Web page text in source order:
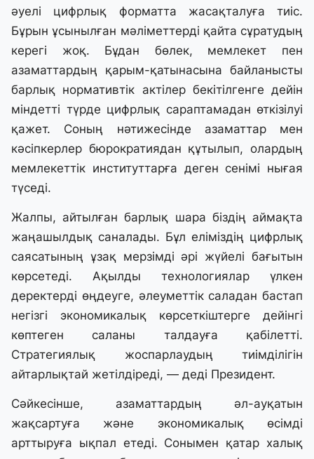
әуелі цифрлық форматта жасақталуға тиіс.
Бұрын ұсынылған мәліметтерді қайта сұратудың
керегі жоқ. Бұдан бөлек, мемлекет пен
азаматтардың қарым-қатынасына байланысты
барлық нормативтік актілер бекітілгенге дейін
міндетті түрде цифрлық сараптамадан өткізілуі
қажет. Соның нәтижесінде азаматтар мен
кәсіпкерлер бюрократиядан құтылып, олардың
мемлекеттік институттарға деген сенімі нығая
түседі.
Жалпы, айтылған барлық шара біздің аймақта
жаңашылдық саналады. Бұл еліміздің цифрлық
саясатының ұзақ мерзімді әрі жүйелі бағытын
көрсетеді. Ақылды технологиялар үлкен
деректерді өңдеуге, әлеуметтік саладан бастап
негізгі экономикалық көрсеткіштерге дейінгі
көптеген саланы талдауға қабілетті.
Стратегиялық жоспарлаудың тиімділігін
айтарлықтай жетілдіреді, — деді Президент.
Сәйкесінше, азаматтардың әл-ауқатын
жақсартуға және экономикалық өсімді
арттыруға ықпал етеді. Сонымен қатар халық